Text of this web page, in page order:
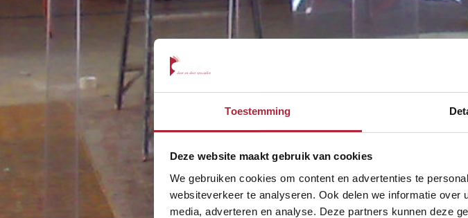
Toestemming
Deze website maakt gebruik van cookies
We gebruiken cookies om content en advertenties te
websiteverkeer te analyseren. Ook delen we informatie
media, adverteren en analyse. Deze partners kunnen deze